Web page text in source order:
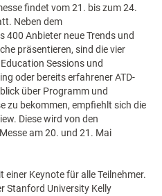
findet vom 21. bis zum 24.
Neben dem
400 Anbieter neue Trends und
präsentieren, sind die vier
Sessions und
oder bereits erfahrener ATD-
über Programm und
zu bekommen, empfiehlt sich die
Diese wird von den
am 20. und 21. Mai
Keynote für alle Teilnehmer.
Stanford University Kelly